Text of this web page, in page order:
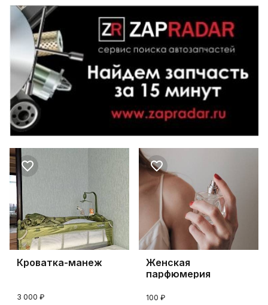
Кроватка-манеж
3 000 ₽
Женская
парфюмерия
100 ₽